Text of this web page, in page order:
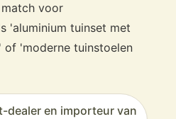
voor
'aluminium tuinset met
of 'moderne tuinstoelen
dealer en importeur van